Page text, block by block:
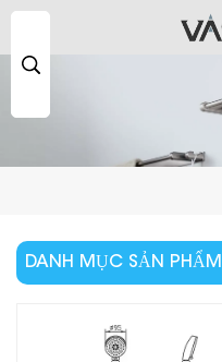
DANH MỤC SẢN PHẨM